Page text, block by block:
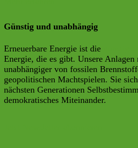
Günstig und unabhängig
Erneuerbare Energie ist die
Energie, die es gibt. Unsere Anlagen
unabhängiger von fossilen
geopolitischen Machtspielen. Sie
nächsten Generationen
demokratisches Miteinander.